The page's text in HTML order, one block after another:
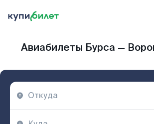
Авиабилеты Бурса —